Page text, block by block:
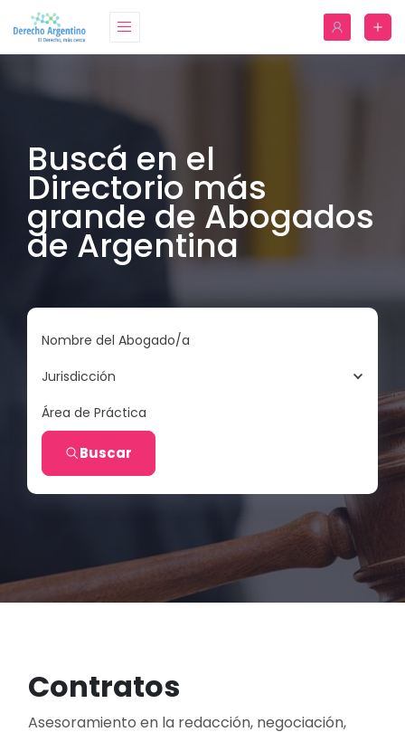
Buscá en el
Directorio más
grande de Abogados
de Argentina
Nombre del Abogado/a
Jurisdicción
Área de Práctica
Buscar
Contratos
Asesoramiento en la redacción, negociación,